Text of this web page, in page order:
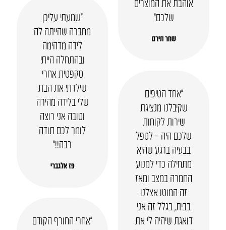
שלכם”
שחר תירם
“שמעתי עליכן
מחברה שהייתה לה
לידה מדהימה
ובהתחלה הייתי
סקפטית אחרי
שילדתי את הבת
שלי בלידה מהירה
וטובה אני רוצה
לומר לכם תודה
רבה!!”
פז אלגברי
“אחד הטיפים
שקיבלנו מנציגת
שירות לקוחות
שלכם היה – לטפל
בבעיה ברגע שהיא
מתחילה כדי למנוע
החמרה במצב ומאז
זה המוטו אצלנו
בבית, בגלל זה אני
דואגת שיהיה לי את
“אחרי החורף הקודם